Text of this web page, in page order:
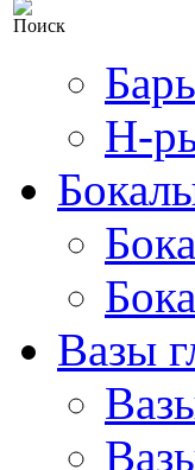
Н-
Вазы